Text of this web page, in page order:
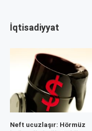
İqtisadiyyat
Neft ucuzlaşır: Hörmüz